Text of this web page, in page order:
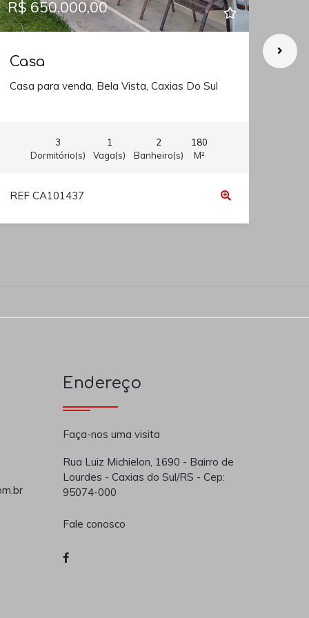
R$ 650.000,00
Casa
Casa para venda, Bela Vista, Caxias Do Sul
3
Dormitório(s)
1
Vaga(s)
2
Banheiro(s)
180
M²
REF CA101437
Endereço
Faça-nos uma visita
Rua Luiz Michielon, 1690 - Bairro de
Lourdes - Caxias do Sul/RS - Cep:
95074-000
Fale conosco